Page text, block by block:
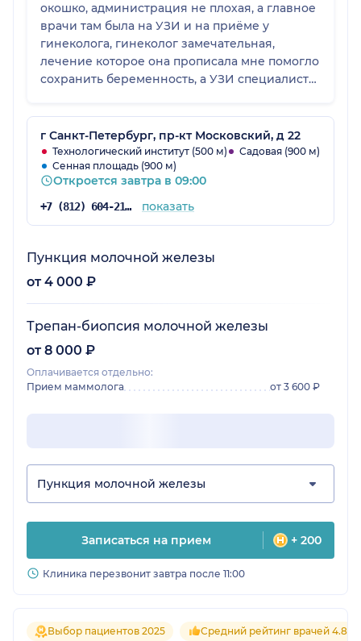
окошко, администрация не плохая, а главное
врачи там была на УЗИ и на приëме у
гинеколога, гинеколог замечательная,
лечение которое она прописала мне помогло
сохранить беременность, а УЗИ специалист
реальным, но УЗИ чуть опоздали так как до
меня там человек был
г Санкт-Петербург, пр-кт Московский, д 22
Технологический институт (500 м)
Садовая (900 м)
Сенная площадь (900 м)
Откроется завтра в 09:00
+7 (812) 604-21-68 показать
Пункция молочной железы
от 4 000 ₽
Трепан-биопсия молочной железы
от 8 000 ₽
Оплачивается отдельно:
Прием маммолога
от 3 600 ₽
Пункция молочной железы
Записаться на прием + 200
Клиника перезвонит завтра после 11:00
Выбор пациентов 2025 Средний рейтинг врачей 4.8